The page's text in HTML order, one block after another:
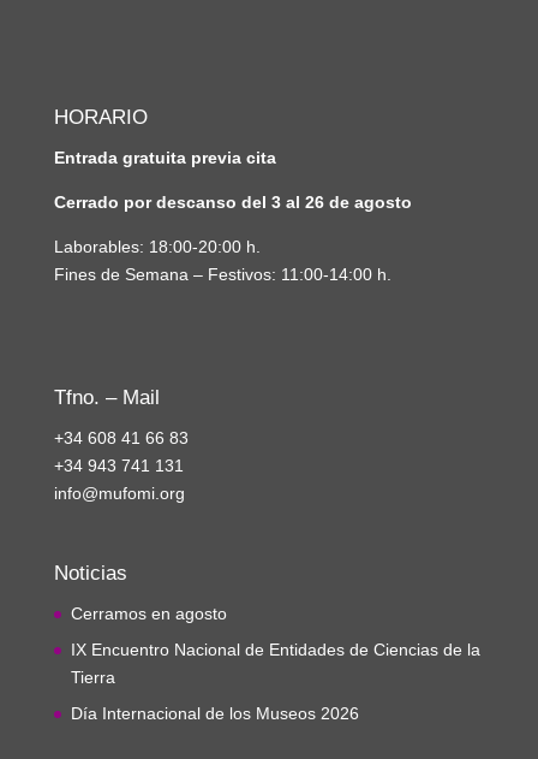
HORARIO
Entrada gratuita previa cita
Cerrado por descanso del 3 al 26 de agosto
Laborables: 18:00-20:00 h.
Fines de Semana – Festivos: 11:00-14:00 h.
Tfno. – Mail
+34 608 41 66 83
+34 943 741 131
info@mufomi.org
Noticias
Cerramos en agosto
IX Encuentro Nacional de Entidades de Ciencias de la
Tierra
Día Internacional de los Museos 2026